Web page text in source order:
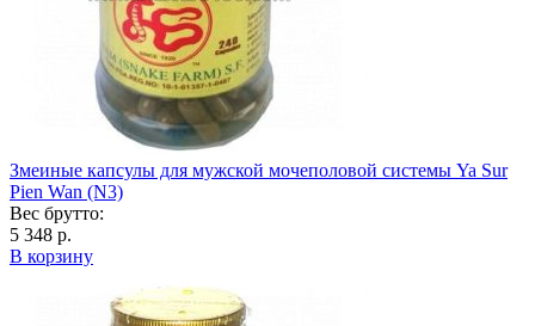
Змеиные капсулы для мужской мочеполовой системы Ya Sur
Pien Wan (N3)
Вес брутто:
5 348 р.
В корзину